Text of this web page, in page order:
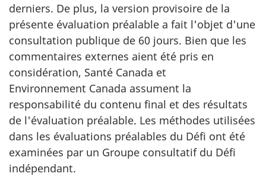
derniers. De plus, la version provisoire de la
présente évaluation préalable a fait l'objet d'une
consultation publique de 60 jours. Bien que les
commentaires externes aient été pris en
considération, Santé Canada et
Environnement Canada assument la
responsabilité du contenu final et des résultats
de l'évaluation préalable. Les méthodes utilisées
dans les évaluations préalables du Défi ont été
examinées par un Groupe consultatif du Défi
indépendant.